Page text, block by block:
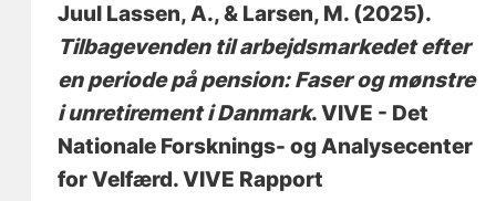
Juul Lassen, A., & Larsen, M. (2025).
Tilbagevenden til arbejdsmarkedet efter
en periode på pension: Faser og mønstre
i unretirement i Danmark. VIVE - Det
Nationale Forsknings- og Analysecenter
for Velfærd. VIVE Rapport